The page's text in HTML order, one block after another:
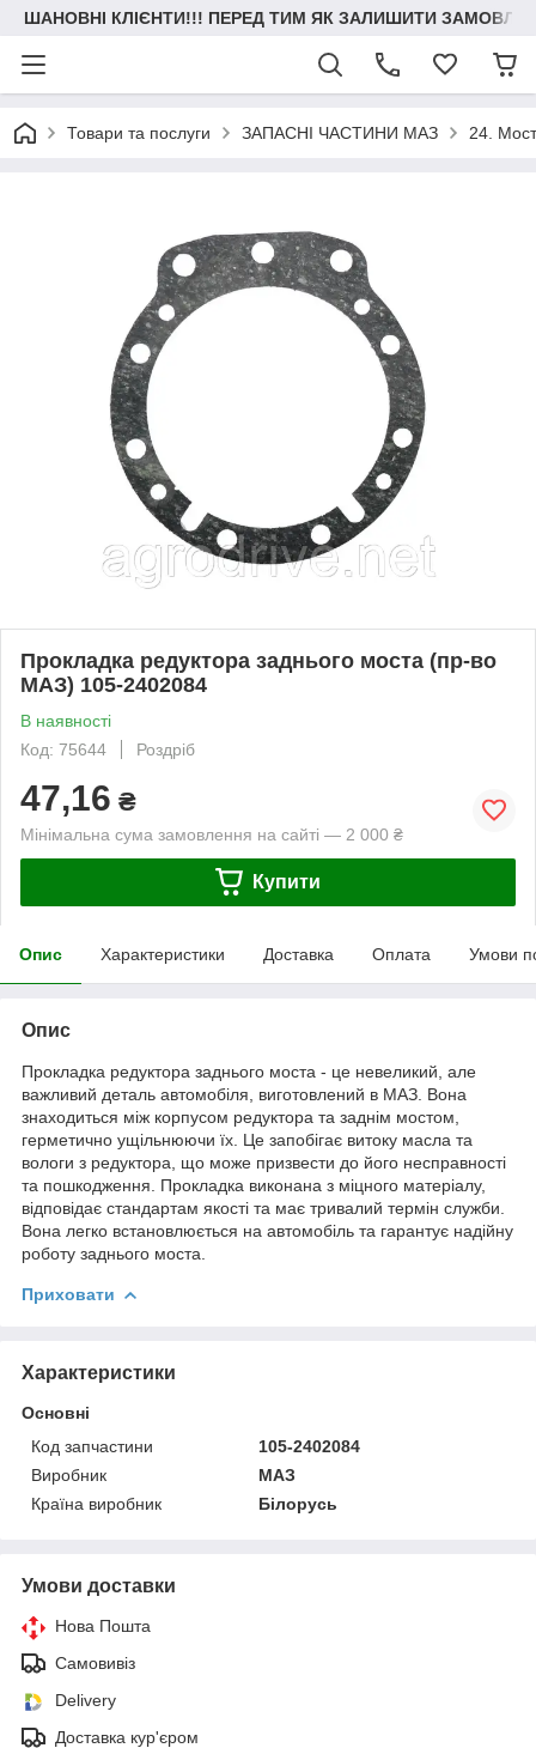
ШАНОВНІ КЛІЄНТИ!!! ПЕРЕД ТИМ ЯК ЗАЛИШИТИ
Товари та послуги ЗАПАСНІ ЧАСТИНИ МАЗ 24.
Прокладка редуктора заднього моста (пр-во
МАЗ) 105-2402084
В наявності
Код: 75644
Роздріб
47,16 ₴
Мінімальна сума замовлення на сайті — 2 000 ₴
Купити
Опис Характеристики Доставка Оплата Умови
Опис
Прокладка редуктора заднього моста - це невеликий, але
важливий деталь автомобіля, виготовлений в МАЗ. Вона
знаходиться між корпусом редуктора та заднім мостом,
герметично ущільнюючи їх. Це запобігає витоку масла та
вологи з редуктора, що може призвести до його несправності
та пошкодження. Прокладка виконана з міцного матеріалу,
відповідає стандартам якості та має тривалий термін служби.
Вона легко встановлюється на автомобіль та гарантує надійну
роботу заднього моста.
Приховати
Характеристики
Основні
Код запчастини
105-2402084
Виробник
МАЗ
Країна виробник
Білорусь
Умови доставки
Нова Пошта
Самовивіз
Delivery
Доставка кур'єром